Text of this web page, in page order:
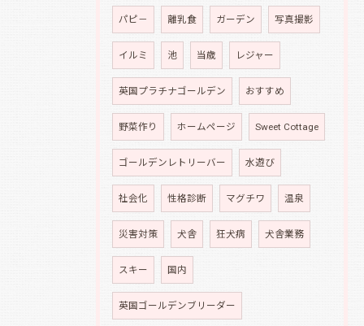
パピ－ 離乳食 ガーデン 写真撮影
イルミ 池 当歳 レジャー
英国プラチナゴールデン おすすめ
野菜作り ホームページ Sweet Cottage
ゴールデンレトリーバー 水遊び
社会化 性格診断 マグチワ 温泉
災害対策 犬舎 狂犬病 犬舎業務
スキー 国内
英国ゴールデンブリーダー